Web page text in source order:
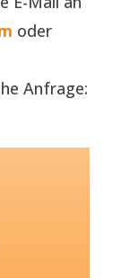
oder
Anfrage: